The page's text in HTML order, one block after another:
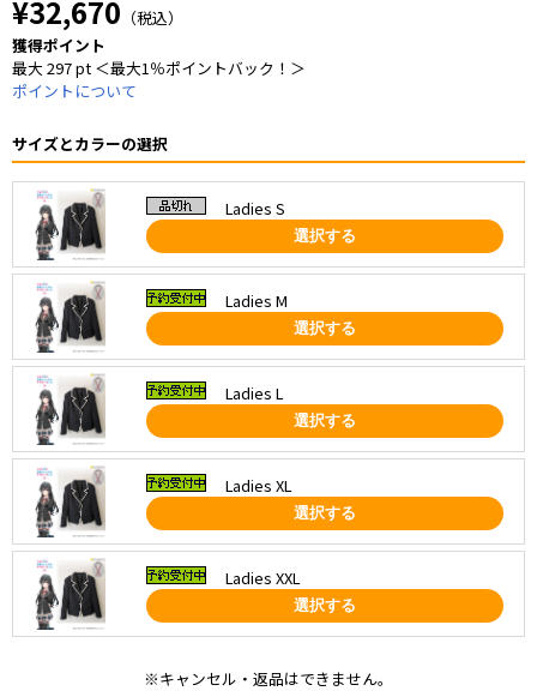
¥32,670 （税込）
獲得ポイント
最大 297 pt ＜最大1％ポイントバック！＞
ポイントについて
サイズとカラーの選択
Ladies S
選択する
Ladies M
選択する
Ladies L
選択する
Ladies XL
選択する
Ladies XXL
選択する
※キャンセル・返品はできません。